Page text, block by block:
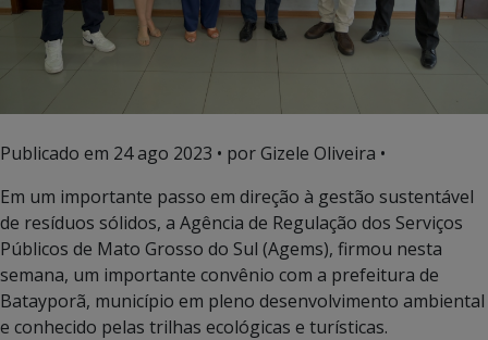
Publicado em 24 ago 2023 • por Gizele Oliveira •
Em um importante passo em direção à gestão sustentável
de resíduos sólidos, a Agência de Regulação dos Serviços
Públicos de Mato Grosso do Sul (Agems), firmou nesta
semana, um importante convênio com a prefeitura de
Batayporã, município em pleno desenvolvimento ambiental
e conhecido pelas trilhas ecológicas e turísticas.